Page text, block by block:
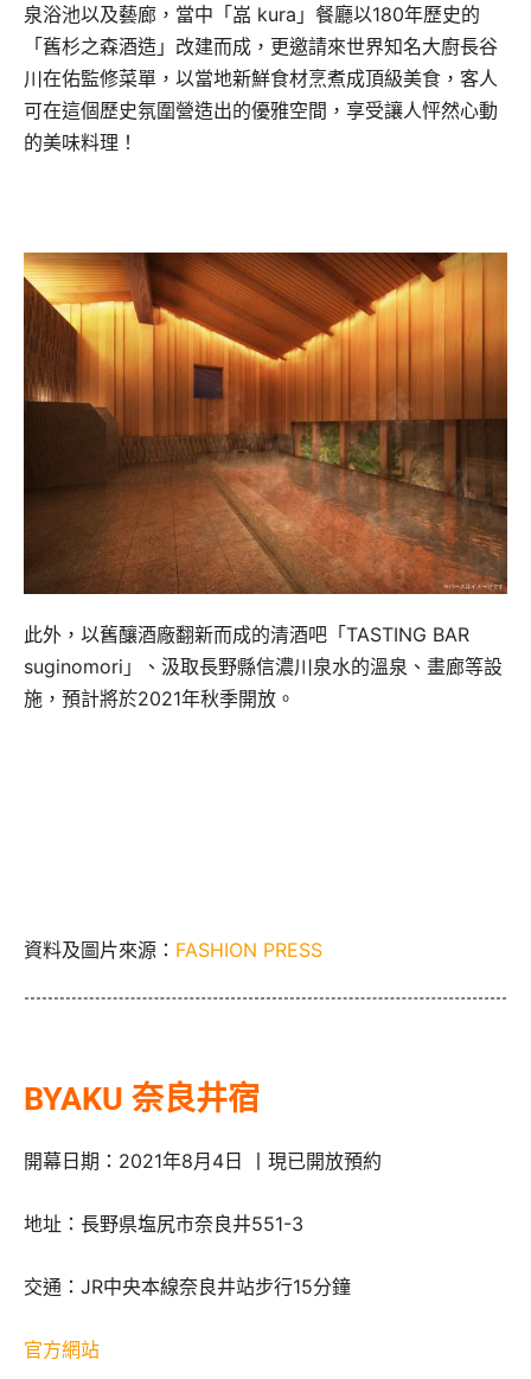
泉浴池以及藝廊，當中「嵓 kura」餐廳以180年歷史的
「舊杉之森酒造」改建而成，更邀請來世界知名大廚長谷
川在佑監修菜單，以當地新鮮食材烹煮成頂級美食，客人
可在這個歷史氛圍營造出的優雅空間，享受讓人怦然心動
的美味料理！
此外，以舊釀酒廠翻新而成的清酒吧「TASTING BAR
suginomori」、汲取長野縣信濃川泉水的溫泉、畫廊等設
施，預計將於2021年秋季開放。
資料及圖片來源： FASHION PRESS
BYAKU 奈良井宿
開幕日期：2021年8月4日 丨現已開放預約
地址：長野県塩尻市奈良井551-3
交通：JR中央本線奈良井站步行15分鐘
官方網站